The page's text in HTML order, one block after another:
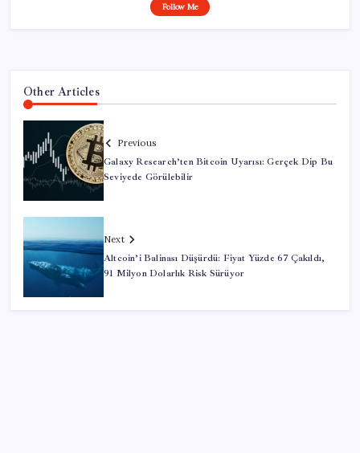
Follow Me
Other Articles
Previous
Galaxy Research’ten Bitcoin Uyarısı: Gerçek Dip Bu
Seviyede Görülebilir
Next
Altcoin’i Balinası Düşürdü: Fiyat Yüzde 67 Çakıldı,
91 Milyon Dolarlık Risk Sürüyor